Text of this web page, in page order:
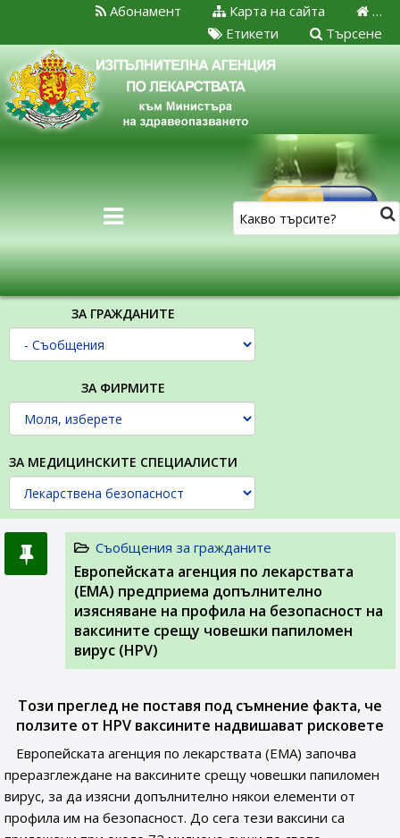
…
Карта на сайта
Абонамент
Търсене
Етикети
ЗА ГРАЖДАНИТЕ
ЗА ФИРМИТЕ
ЗА МЕДИЦИНСКИТЕ СПЕЦИАЛИСТИ
Съобщения за гражданите
Eвропейската агенция по лекарствата
(ЕМА) предприема допълнително
изясняване на профила на безопасност на
ваксините срещу човешки папиломен
вирус (HPV)
Този преглед не поставя под съмнение факта, че
ползите от HPV ваксините надвишават рисковете
Европейската агенция по лекарствата (ЕМА) започва
преразглеждане на ваксините срещу човешки папиломен
вирус, за да изясни допълнително някои елементи от
профила им на безопасност. До сега тези ваксини са